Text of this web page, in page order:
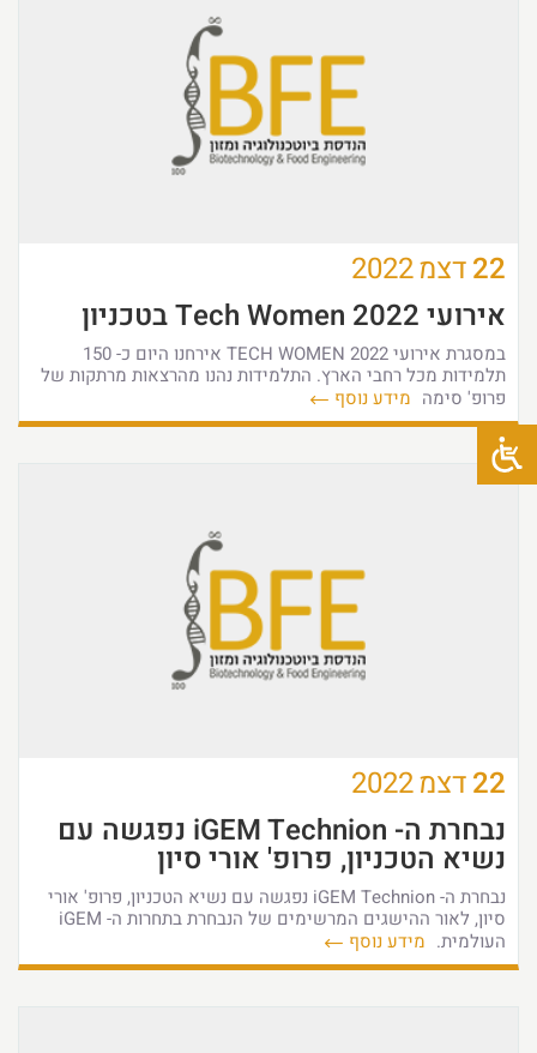
22דצמ2022
אירועי Tech Women 2022 בטכניון
במסגרת אירועי TECH WOMEN 2022 אירחנו היום כ- 150
תלמידות מכל רחבי הארץ. התלמידות נהנו מהרצאות מרתקות של
פרופ' סימה מידע נוסף
22דצמ2022
נבחרת ה- iGEM Technion נפגשה עם
נשיא הטכניון, פרופ' אורי סיון
נבחרת ה- iGEM Technion נפגשה עם נשיא הטכניון, פרופ' אורי
סיון, לאור ההישגים המרשימים של הנבחרת בתחרות ה- iGEM
העולמית. מידע נוסף